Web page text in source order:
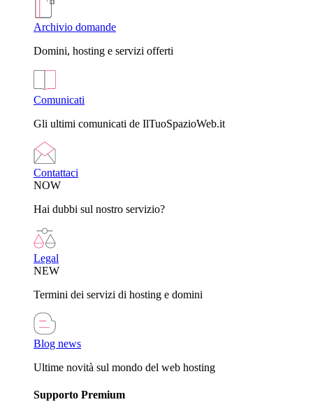
Archivio domande
Domini, hosting e servizi offerti
Comunicati
Gli ultimi comunicati de IlTuoSpazioWeb.it
Contattaci
NOW
Hai dubbi sul nostro servizio?
Legal
NEW
Termini dei servizi di hosting e domini
Blog news
Ultime novità sul mondo del web hosting
Supporto Premium